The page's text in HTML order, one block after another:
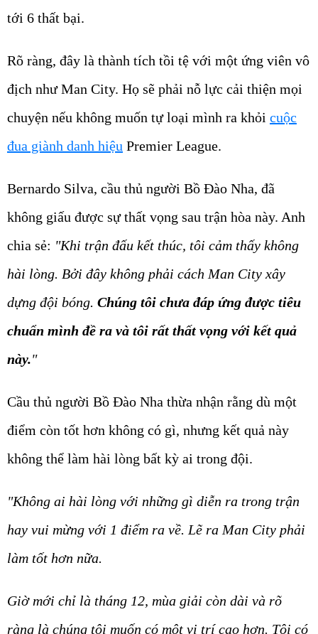
tới 6 thất bại.
Rõ ràng, đây là thành tích tồi tệ với một ứng viên vô
địch như Man City. Họ sẽ phải nỗ lực cải thiện mọi
chuyện nếu không muốn tự loại mình ra khỏi cuộc
đua giành danh hiệu Premier League.
Bernardo Silva, cầu thủ người Bồ Đào Nha, đã
không giấu được sự thất vọng sau trận hòa này. Anh
chia sẻ: "Khi trận đấu kết thúc, tôi cảm thấy không
hài lòng. Bởi đây không phải cách Man City xây
dựng đội bóng. Chúng tôi chưa đáp ứng được tiêu
chuẩn mình đề ra và tôi rất thất vọng với kết quả
này."
Cầu thủ người Bồ Đào Nha thừa nhận rằng dù một
điểm còn tốt hơn không có gì, nhưng kết quả này
không thể làm hài lòng bất kỳ ai trong đội.
"Không ai hài lòng với những gì diễn ra trong trận
hay vui mừng với 1 điểm ra về. Lẽ ra Man City phải
làm tốt hơn nữa.
Giờ mới chỉ là tháng 12, mùa giải còn dài và rõ
ràng là chúng tôi muốn có một vị trí cao hơn. Tôi có